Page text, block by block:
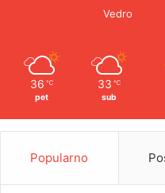
Vedro
36 ℃
pet
33 ℃
sub
Popularno